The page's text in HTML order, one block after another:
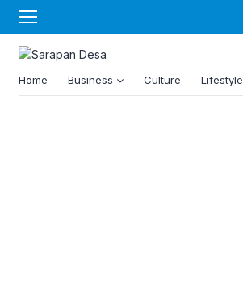
Home Business Culture Lifestyle